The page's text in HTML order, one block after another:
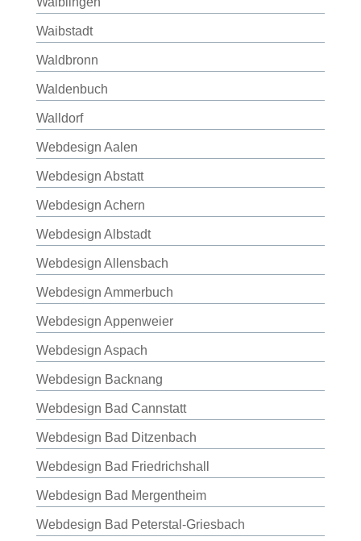
Waibstadt
Waldbronn
Waldenbuch
Walldorf
Webdesign Aalen
Webdesign Abstatt
Webdesign Achern
Webdesign Albstadt
Webdesign Allensbach
Webdesign Ammerbuch
Webdesign Appenweier
Webdesign Aspach
Webdesign Backnang
Webdesign Bad Cannstatt
Webdesign Bad Ditzenbach
Webdesign Bad Friedrichshall
Webdesign Bad Mergentheim
Webdesign Bad Peterstal-Griesbach